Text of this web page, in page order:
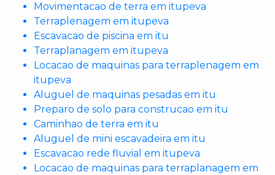
Movimentacao de terra em itupeva
Terraplenagem em itupeva
Escavacao de piscina em itu
Terraplanagem em itupeva
Locacao de maquinas para terraplenagem em
itupeva
Aluguel de maquinas pesadas em itu
Preparo de solo para construcao em itu
Caminhao de terra em itu
Aluguel de mini escavadeira em itu
Escavacao rede fluvial em itupeva
Locacao de maquinas para terraplanagem em